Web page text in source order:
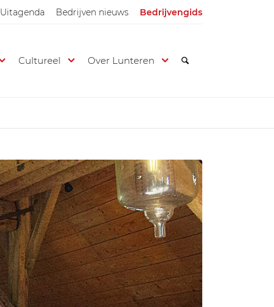
Uitagenda Bedrijven nieuws Bedrijvengids
Cultureel Over Lunteren